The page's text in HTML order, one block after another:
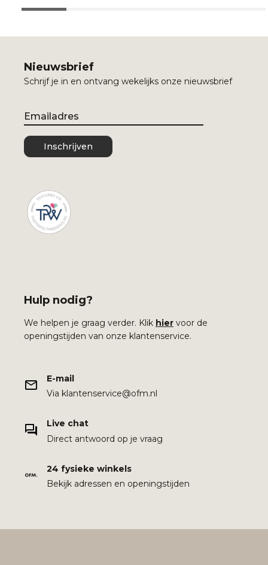
Nieuwsbrief
Schrijf je in en ontvang wekelijks onze nieuwsbrief
Email
Inschrijven
Hulp nodig?
We helpen je graag verder. Klik hier voor de
openingstijden van onze klantenservice.
E-mail
Via klantenservice@ofm.nl
Live chat
Direct antwoord op je vraag
24 fysieke winkels
Bekijk adressen en openingstijden